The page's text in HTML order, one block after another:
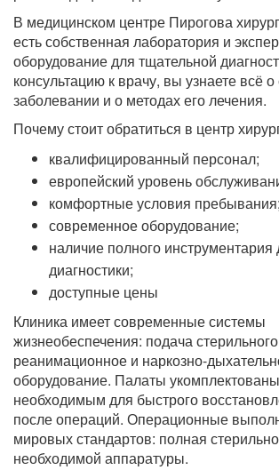
В медицинском центре Пирогова
есть собственная лаборатория и
оборудование для тщательной
консультацию к врачу, вы узнаете всё
заболевании и о методах его лечения.
Почему стоит обратиться в центр
квалифицированный персонал;
европейский уровень
комфортные условия пребывания;
современное оборудование;
наличие полного
диагностики;
доступные цены
Клиника имеет современные системы
жизнеобеспечения: подача
реанимационное и наркозно-
оборудование. Палаты
необходимым для быстрого
после операций. Операционные
мировых стандартов: полная
необходимой аппаратуры.